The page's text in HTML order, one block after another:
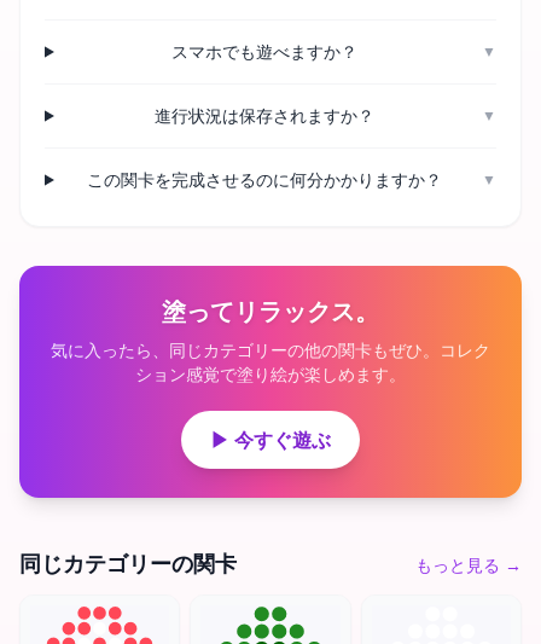
スマホでも遊べますか？ ▼
進行状況は保存されますか？ ▼
この関卡を完成させるのに何分かかりますか？ ▼
塗ってリラックス。
気に入ったら、同じカテゴリーの他の関卡もぜひ。コレク
ション感覚で塗り絵が楽しめます。
▶ 今すぐ遊ぶ
同じカテゴリーの関卡 もっと見る →